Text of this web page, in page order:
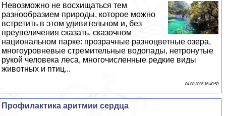
Невозможно не восхищаться тем
разнообразием природы, которое можно
встретить в этом удивительном и, без
преувеличения сказать, сказочном
национальном парке: прозрачные разноцветные озера,
многоуровневые стремительные водопады, нетронутые
рукой человека леса, многочисленные редкие виды
животных и птиц...
04 08 2026 16:40:58
Профилактика аритмии сердца